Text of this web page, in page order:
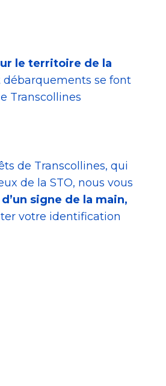
le territoire de la
se font
Transcollines
de Transcollines, qui
de la STO, nous vous
d’un signe de la main,
votre identification